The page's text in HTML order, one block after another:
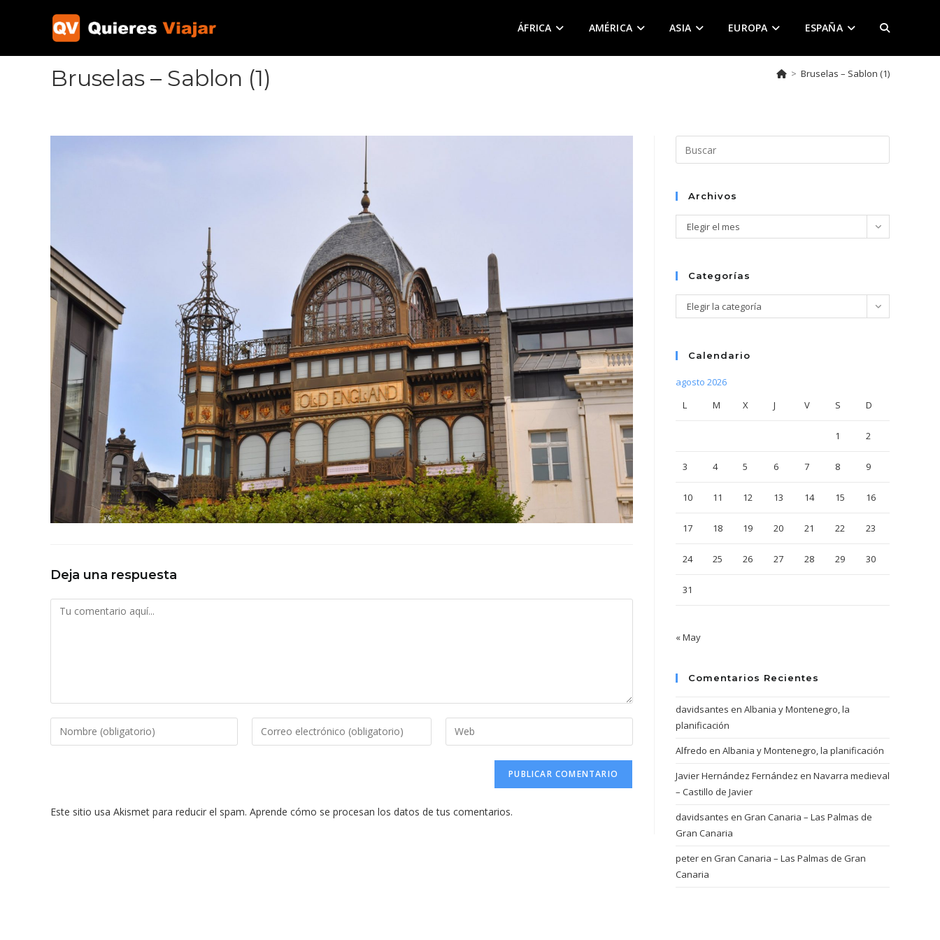
ÁFRICA AMÉRICA ASIA EUROPA ESPAÑA ALTERNAR
DE
Bruselas – Sablon (1) > Bruselas – Sablon (1)
Deja una respuesta
Comentario
Introduce
tu
de
Introduce
tu
electrónico
Introduce
la
web
Este sitio usa Akismet para reducir el spam. Aprende cómo se procesan los datos de tus comentarios.
Escape
el
Archivos
Archivos
Elegir el mes
Categorías
Categorías
Elegir la categoría
Calendario
agosto 2026
L
M X J V S D
1 2
3 4 5 6 7 8 9
10 11 12 13 14 15 16
17 18 19 20 21 22 23
24 25 26 27 28 29 30
31
« May
Comentarios Recientes
davidsantes en Albania y Montenegro, la
planificación
Alfredo en Albania y Montenegro, la planificación
Javier Hernández Fernández en Navarra medieval
– Castillo de Javier
davidsantes en Gran Canaria – Las Palmas de
Gran Canaria
peteren Gran Canaria – Las Palmas de Gran
Canaria